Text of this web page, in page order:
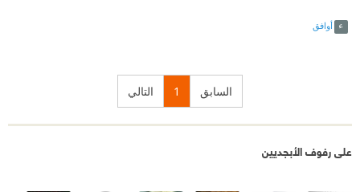
أوافق
السابق 1 التالي
على رفوف الأبجديين